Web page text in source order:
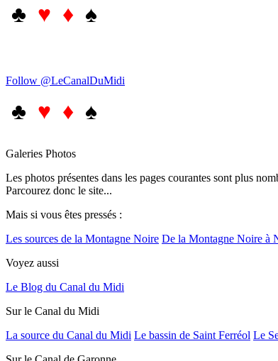
♣ ♥ ♦ ♠
Follow @LeCanalDuMidi
♣ ♥ ♦ ♠
Galeries Photos
Les photos présentes dans les pages courantes sont plus
Parcourez donc le site...
Mais si vous êtes pressés :
Les sources de la Montagne Noire De la Montagne Noire à
Voyez aussi
Le Blog du Canal du Midi
Sur le Canal du Midi
La source du Canal du Midi Le bassin de Saint Ferréol Le